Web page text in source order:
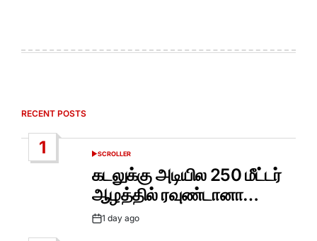
RECENT POSTS
1
POSTED
SCROLLER
கடலுக்கு அடியில 250 மீட்டர்
ஆழத்தில் ரவுண்டானா…
Post1 day ago